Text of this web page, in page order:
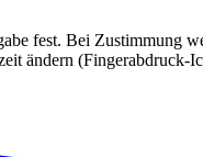
fest. Bei Zustimmung
ändern